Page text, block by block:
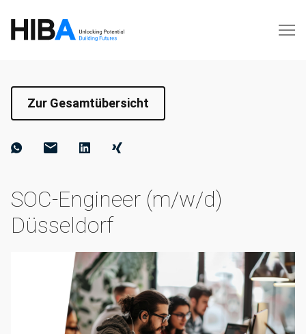
Zur Gesamtübersicht
SOC‑Engineer (m/w/d)
Düsseldorf